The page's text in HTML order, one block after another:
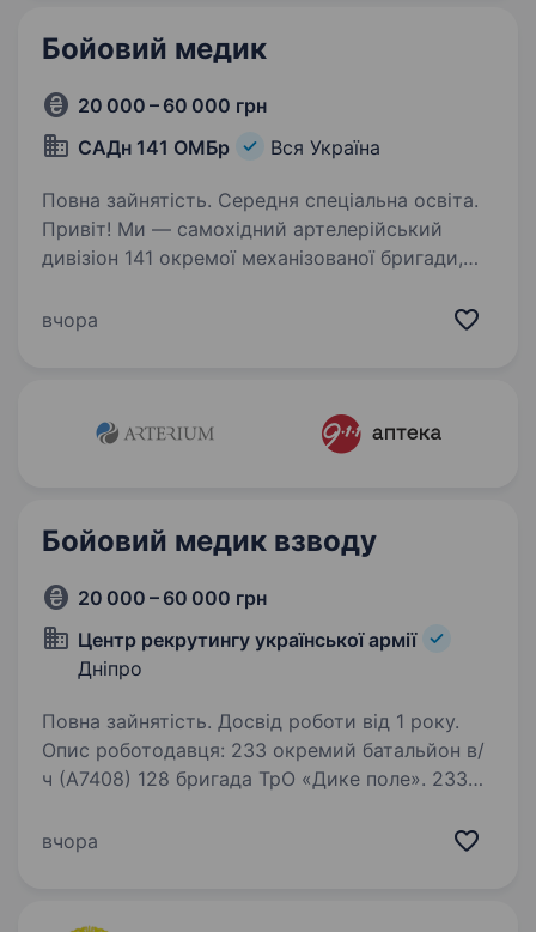
Бойовий медик
20 000 – 60 000 грн
САДн 141 ОМБр
Вся Україна
Повна зайнятість. Середня спеціальна освіта.
Привіт! Ми — самохідний артелерійський
дивізіон 141 окремої механізованої бригади,
бореться за мир і безпеку України. Наше
вчора
Бойовий медик взводу
20 000 – 60 000 грн
Центр рекрутингу української армії
Дніпро
Повна зайнятість. Досвід роботи від 1 року.
Опис роботодавця: 233 окремий батальйон в/
ч (А7408) 128 бригада ТрО «Дике поле». 233
бригади ТрО «Дике поле» Збройних сил
вчора